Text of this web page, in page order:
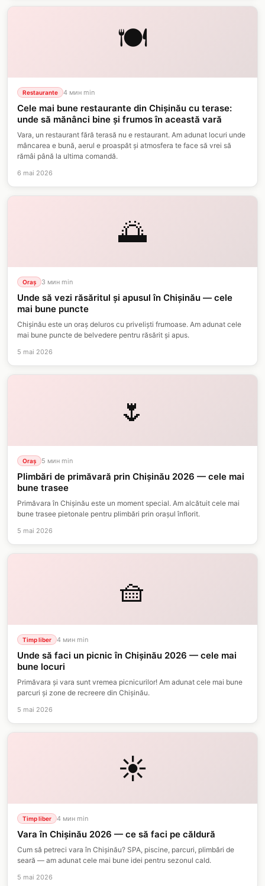
🍽️
Restaurante 4 мин min
Cele mai bune restaurante din Chișinău cu terase:
unde să mănânci bine și frumos în această vară
Vara, un restaurant fără terasă nu e restaurant. Am adunat locuri unde
mâncarea e bună, aerul e proaspăt și atmosfera te face să vrei să
rămâi până la ultima comandă.
6 mai 2026
🌅
Oraș 3 мин min
Unde să vezi răsăritul și apusul în Chișinău — cele
mai bune puncte
Chișinău este un oraș deluros cu priveliști frumoase. Am adunat cele
mai bune puncte de belvedere pentru răsărit și apus.
5 mai 2026
🌷
Oraș 5 мин min
Plimbări de primăvară prin Chișinău 2026 — cele mai
bune trasee
Primăvara în Chișinău este un moment special. Am alcătuit cele mai
bune trasee pietonale pentru plimbări prin orașul înflorit.
5 mai 2026
🧺
Timp liber 4 мин min
Unde să faci un picnic în Chișinău 2026 — cele mai
bune locuri
Primăvara și vara sunt vremea picnicurilor! Am adunat cele mai bune
parcuri și zone de recreere din Chișinău.
5 mai 2026
☀️
Timp liber 4 мин min
Vara în Chișinău 2026 — ce să faci pe căldură
Cum să petreci vara în Chișinău? SPA, piscine, parcuri, plimbări de
seară — am adunat cele mai bune idei pentru sezonul cald.
5 mai 2026